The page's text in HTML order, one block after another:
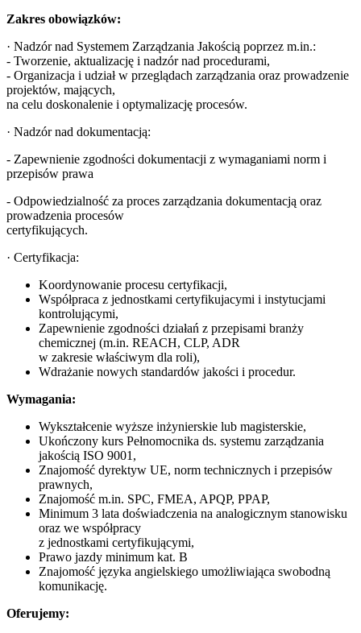
Zakres obowiązków:
· Nadzór nad Systemem Zarządzania Jakością poprzez m.in.:
- Tworzenie, aktualizację i nadzór nad procedurami,
- Organizacja i udział w przeglądach zarządzania oraz prowadzenie
projektów, mających,
na celu doskonalenie i optymalizację procesów.
· Nadzór nad dokumentacją:
- Zapewnienie zgodności dokumentacji z wymaganiami norm i
przepisów prawa
- Odpowiedzialność za proces zarządzania dokumentacją oraz
prowadzenia procesów
certyfikujących.
· Certyfikacja:
Koordynowanie procesu certyfikacji,
Współpraca z jednostkami certyfikujacymi i instytucjami
kontrolującymi,
Zapewnienie zgodności działań z przepisami branży
chemicznej (m.in. REACH, CLP, ADR
w zakresie właściwym dla roli),
Wdrażanie nowych standardów jakości i procedur.
Wymagania:
Wykształcenie wyższe inżynierskie lub magisterskie,
Ukończony kurs Pełnomocnika ds. systemu zarządzania
jakością ISO 9001,
Znajomość dyrektyw UE, norm technicznych i przepisów
prawnych,
Znajomość m.in. SPC, FMEA, APQP, PPAP,
Minimum 3 lata doświadczenia na analogicznym stanowisku
oraz we współpracy
z jednostkami certyfikującymi,
Prawo jazdy minimum kat. B
Znajomość języka angielskiego umożliwiająca swobodną
komunikację.
Oferujemy: